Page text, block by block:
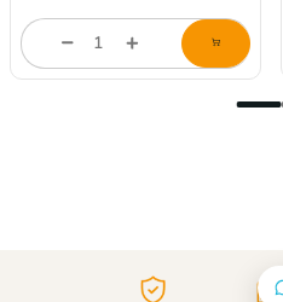
store/product-
list.quantityStepper.label